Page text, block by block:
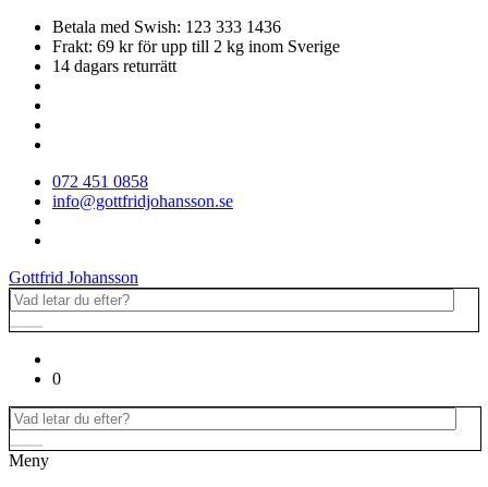
Betala med Swish: 123 333 1436
Frakt: 69 kr för upp till 2 kg inom Sverige
14 dagars returrätt
072 451 0858
info@gottfridjohansson.se
Gottfrid Johansson
0
Meny